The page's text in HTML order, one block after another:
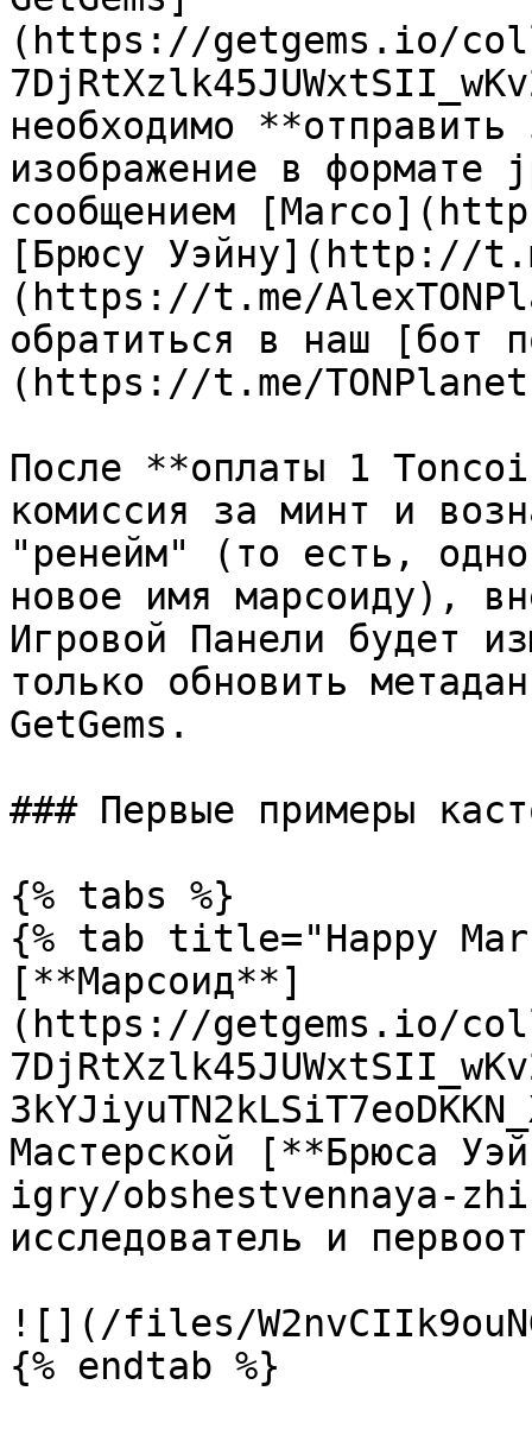
(https://getgems.io/
необходимо **отправить
изображение в формате
сообщением
[Брюсу Уэйну](http://
(https://t.me/
обратиться в наш [бот
(https://t.me/
После **оплаты 1
комиссия за минт и
"ренейм" (то есть,
новое имя марсоиду),
Игровой Панели будет
только обновить
GetGems.
### Первые примеры
{% tabs %}
{% tab title="Happy
[**Марсоид**]
(https://getgems.io/
Мастерской [**Брюса
igry/obshestvennaya-
исследователь и
![](/files/
{% endtab %}